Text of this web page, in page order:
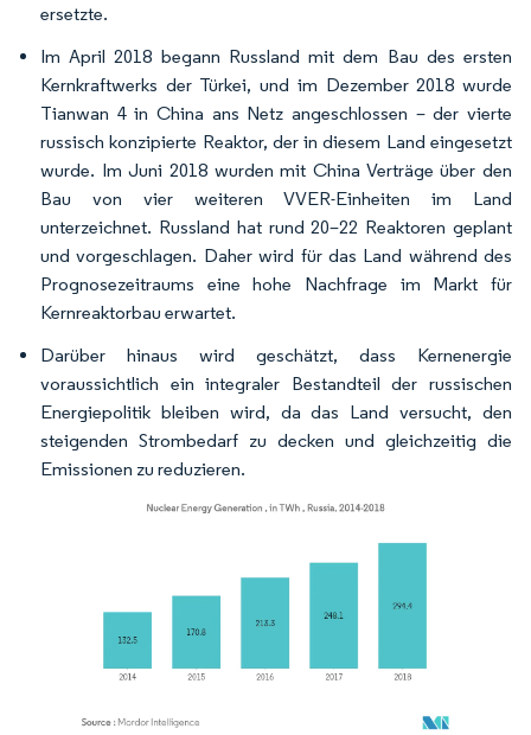
ersetzte.
Im April 2018 begann Russland mit dem Bau des ersten
Kernkraftwerks der Türkei, und im Dezember 2018 wurde
Tianwan 4 in China ans Netz angeschlossen – der vierte
russisch konzipierte Reaktor, der in diesem Land eingesetzt
wurde. Im Juni 2018 wurden mit China Verträge über den
Bau von vier weiteren VVER-Einheiten im Land
unterzeichnet. Russland hat rund 20–22 Reaktoren geplant
und vorgeschlagen. Daher wird für das Land während des
Prognosezeitraums eine hohe Nachfrage im Markt für
Kernreaktorbau erwartet.
Darüber hinaus wird geschätzt, dass Kernenergie
voraussichtlich ein integraler Bestandteil der russischen
Energiepolitik bleiben wird, da das Land versucht, den
steigenden Strombedarf zu decken und gleichzeitig die
Emissionen zu reduzieren.